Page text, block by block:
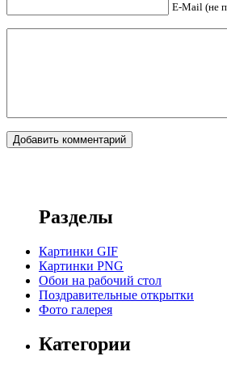
E-Mail (не
Разделы
Картинки GIF
Картинки PNG
Обои на рабочий стол
Поздравительные открытки
Фото галерея
Категории